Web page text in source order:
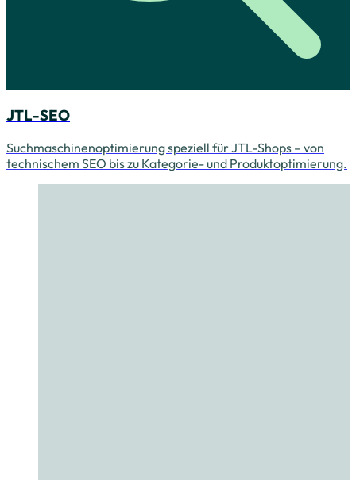
JTL-SEO
Suchmaschinenoptimierung speziell für JTL-Shops – von
technischem SEO bis zu Kategorie- und Produktoptimierung.